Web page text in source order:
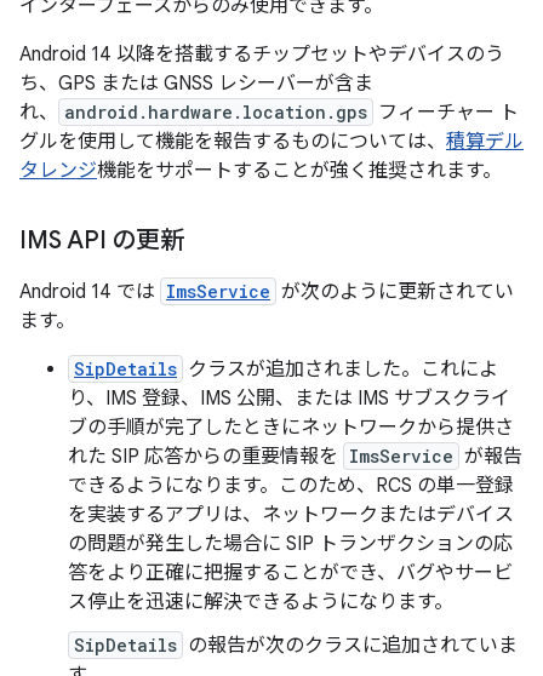
インターフェースからのみ使用できます。
Android 14 以降を搭載するチップセットやデバイスのう
ち、GPS または GNSS レシーバーが含ま
れ、
android.hardware.location.gps フィーチャー ト
グルを使用して機能を報告するものについては、 積算デル
タレンジ機能をサポートすることが強く推奨されます。
IMS API の更新
Android 14 では ImsService が次のように更新されてい
ます。
SipDetails クラスが追加されました。これによ
り、IMS 登録、IMS 公開、または IMS サブスクライ
ブの手順が完了したときにネットワークから提供さ
れた SIP 応答からの重要情報を
ImsService が報告
できるようになります。このため、RCS の単一登録
を実装するアプリは、ネットワークまたはデバイス
の問題が発生した場合に SIP トランザクションの応
答をより正確に把握することができ、バグやサービ
ス停止を迅速に解決できるようになります。
SipDetails の報告が次のクラスに追加されていま